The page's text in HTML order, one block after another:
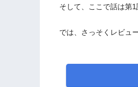
そして、ここで話は第
では、さっそくレビュ